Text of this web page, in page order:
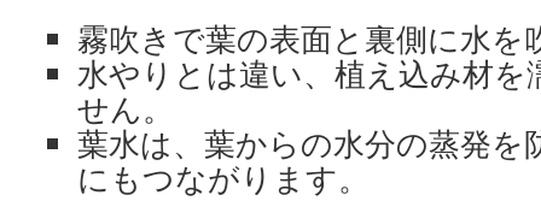
霧吹きで葉の表面と裏側に水を
水やりとは違い、植え込み材
せん。
葉水は、葉からの水分の蒸発を
にもつながります。